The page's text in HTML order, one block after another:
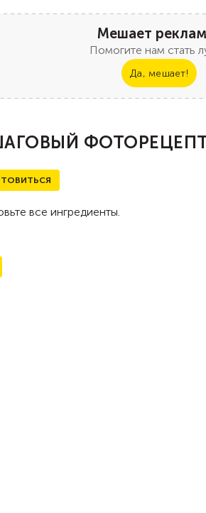
Мешает
Помогите нам стать
Да, мешает!
все ингредиенты.